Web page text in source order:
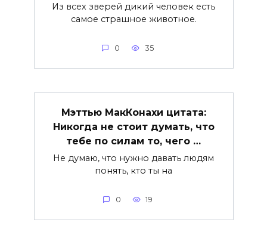
Из всех зверей дикий человек есть
самое страшное животное.
0 35
Мэттью МакКонахи цитата:
Никогда не стоит думать, что
тебе по силам то, чего …
Не думаю, что нужно давать людям
понять, кто ты на
0 19